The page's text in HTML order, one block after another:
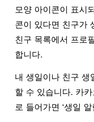
모양 아이콘이 표시
콘이 있다면 친구가
친구 목록에서 프로
합니다.
내 생일이나 친구 생
할 수 있습니다. 카카
로 들어가면 ‘생일